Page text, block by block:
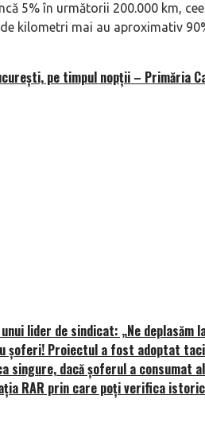
5% în următorii 200.000 km,
kilometri mai au aproximativ
pe timpul nopții – Primăria
lider de sindicat: „Ne
șoferi! Proiectul a fost adoptat
singure, dacă șoferul a consumat
RAR prin care poți verifica
nelansată oficial, datăPentru cine știe